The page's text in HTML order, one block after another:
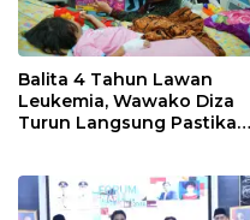
Balita 4 Tahun Lawan
Leukemia, Wawako Diza
Turun Langsung Pastikan